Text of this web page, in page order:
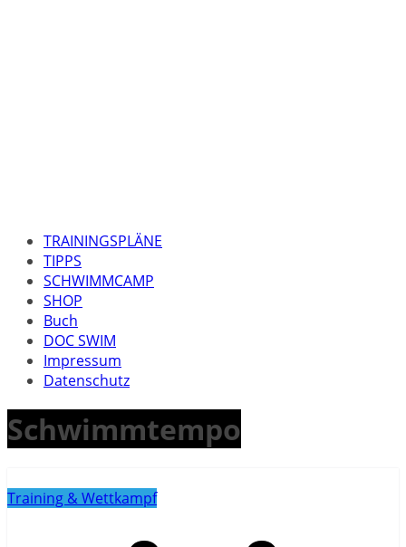
TRAININGSPLÄNE
TIPPS
SCHWIMMCAMP
SHOP
Buch
DOC SWIM
Impressum
Datenschutz
Schwimmtempo
Training & Wettkampf